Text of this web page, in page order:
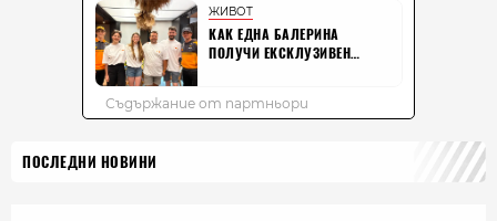
ПОСЛЕДНИ НОВИНИ